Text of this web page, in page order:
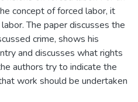
concept of forced labor, it
The paper discusses the
crime, shows his
and discusses what rights
authors try to indicate the
work should be undertaken